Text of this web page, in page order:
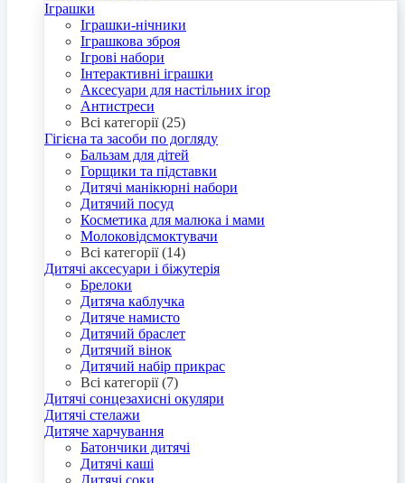
Іграшки
Іграшки-нічники
Іграшкова зброя
Ігрові набори
Інтерактивні іграшки
Аксесуари для настільних ігор
Антистреси
Всі категорії (25)
Гігієна та засоби по догляду
Бальзам для дітей
Горщики та підставки
Дитячі манікюрні набори
Дитячий посуд
Косметика для малюка і мами
Молоковідсмоктувачи
Всі категорії (14)
Дитячі аксесуари і біжутерія
Брелоки
Дитяча каблучка
Дитяче намисто
Дитячий браслет
Дитячий вінок
Дитячий набір прикрас
Всі категорії (7)
Дитячі сонцезахисні окуляри
Дитячі стелажи
Дитяче харчування
Батончики дитячі
Дитячі каші
Дитячі соки